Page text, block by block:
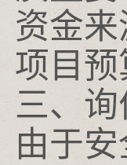
来源
预
询
安全